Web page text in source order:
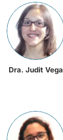
Dra. Judit Vega